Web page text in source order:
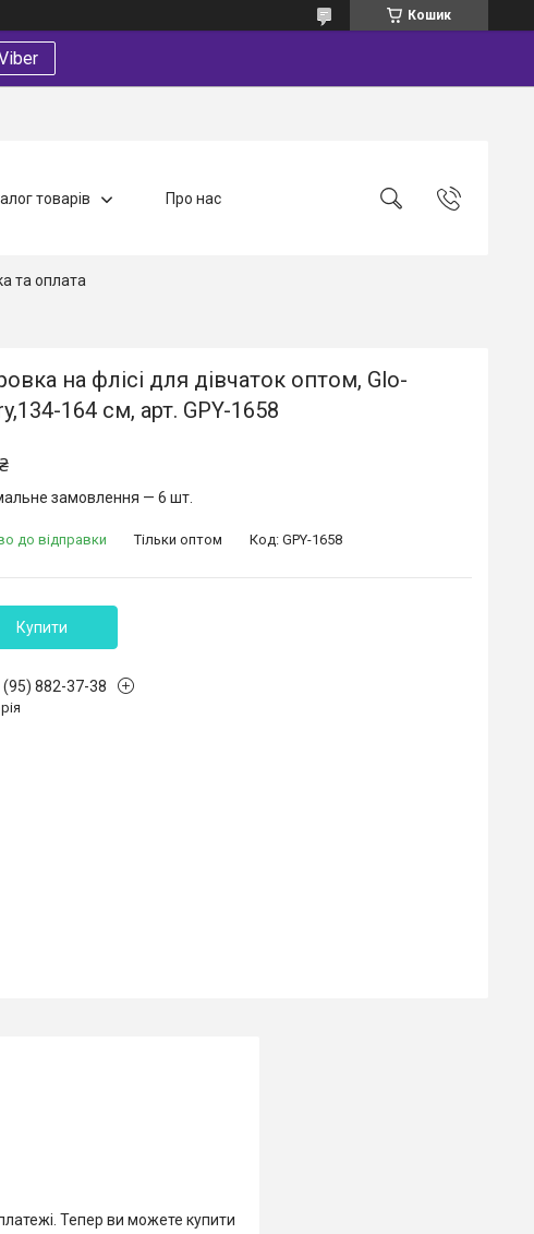
Кошик
товарів Про нас
та оплата
на флісі для дівчаток оптом, Glo-
164 см, арт. GPY-1658
замовлення — 6 шт.
до відправки Тільки оптом Код: GPY-1658
Купити
(95) 882-37-38
Тепер ви можете купити